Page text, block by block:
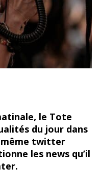
le Tote
du jour dans
même twitter
les news qu’il